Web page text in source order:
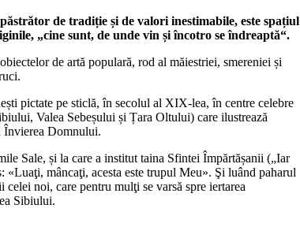
de tradiție și de valori inestimabile, este spațiul
„cine sunt, de unde vin și încotro se îndreaptă“.
de artă populară, rod al măiestriei, smereniei și
pictate pe sticlă, în secolul al XIX-lea, în centre celebre
Valea Sebeșului și Țara Oltului) care ilustrează
Învierea Domnului.
Sale, și la care a institut taina Sfintei Împărtășanii („Iar
mâncaţi, acesta este trupul Meu». Şi luând paharul
noi, care pentru mulţi se varsă spre iertarea
Sibiului.